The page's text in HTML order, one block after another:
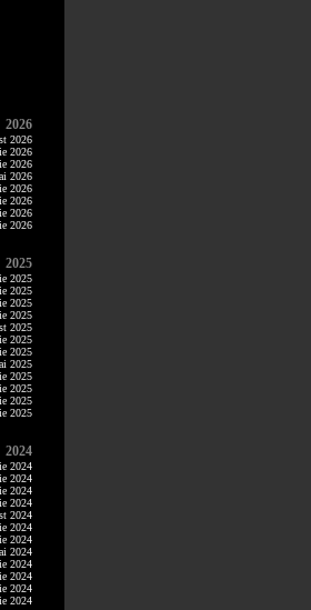
2026
2026
2026
2026
2026
2026
2026
2026
2026
2025
2025
2025
2025
2025
2025
2025
2025
2025
2025
2025
2025
2025
2024
2024
2024
2024
2024
2024
2024
2024
2024
2024
2024
2024
2024